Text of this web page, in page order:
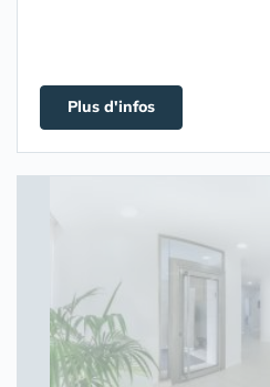
Plus d'infos